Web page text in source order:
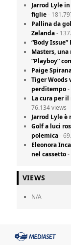
Jarrod Lyle
figlie-
Pallina da
Zelanda-
“Body
Masters,
“Playboy”
Paige
Tiger Woods
perditempo-
La cura per
76.134 views
Jarrod Lyle è
Golf a luci
polemica-
Eleonora
nel cassetto-
VIEWS
N/A